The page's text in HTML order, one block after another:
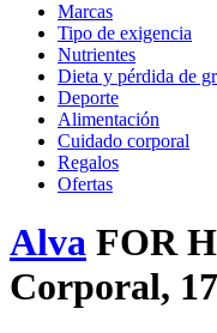
Marcas
Tipo de exigencia
Nutrientes
Dieta y pérdida de
Deporte
Alimentación
Cuidado corporal
Regalos
Ofertas
Alva FOR
Corporal,